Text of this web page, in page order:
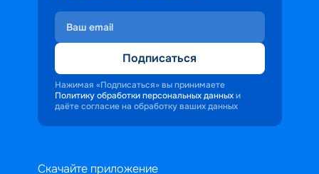
Подписаться
Нажимая «Подписаться» вы принимаете
Политику обработки персональных данных и
даёте согласие на обработку ваших данных
Скачайте приложение